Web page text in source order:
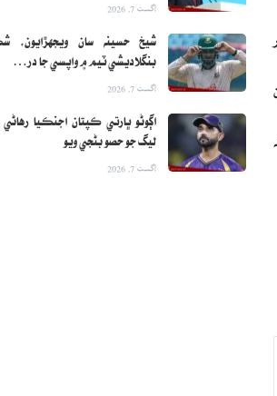
اگست 7, 2026
شيخ حسينه سان ويجهڙايون،
بنگلاديشي ٽيم ۾ واپسي جا در…
اگست 7, 2026
اڳوڻو ڀارتي ڪپتان اجنڪيا
ليگ جو حصو بڻجي ويو
اگست 7, 2026